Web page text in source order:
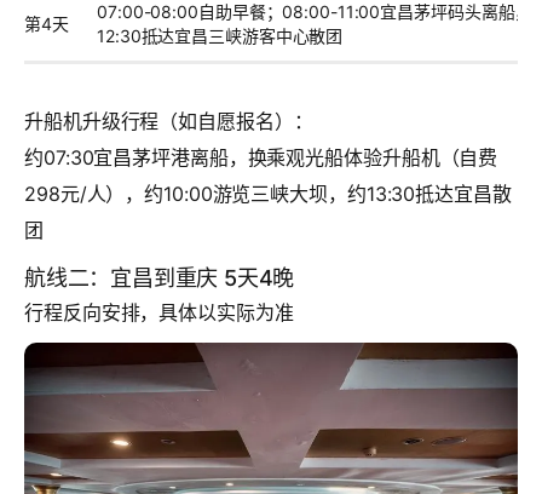
第4天
07:00-08:00自助早餐；08:00-11:00宜昌茅坪码头离船，
12:30抵达宜昌三峡游客中心散团
升船机升级行程（如自愿报名）：
约07:30宜昌茅坪港离船，换乘观光船体验升船机（自费
298元/人），约10:00游览三峡大坝，约13:30抵达宜昌散
团
航线二：宜昌到重庆 5天4晚
行程反向安排，具体以实际为准